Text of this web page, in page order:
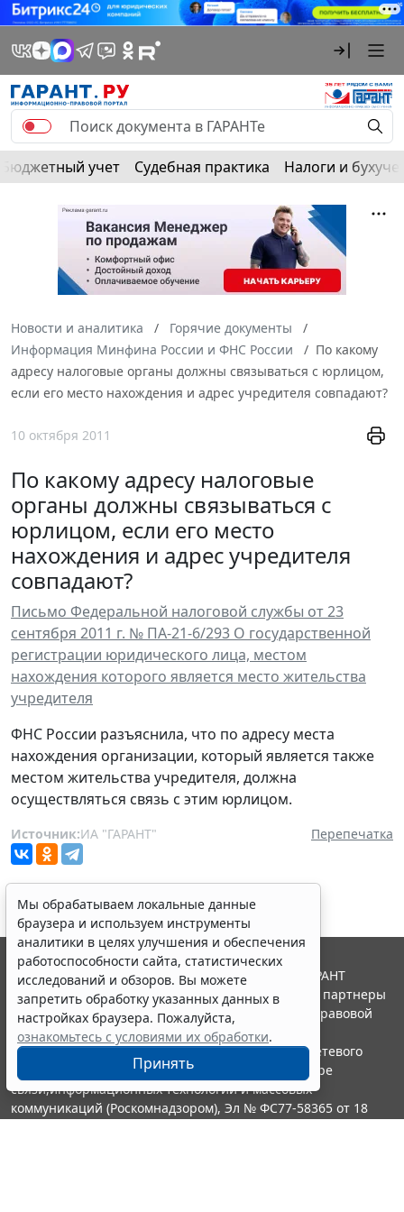
Бюджетный учет Судебная практика Налоги и
Новости и аналитика
Горячие документы
Информация Минфина России и ФНС России
По какому
адресу налоговые органы должны связываться с юрлицом,
если его место нахождения и адрес учредителя совпадают?
10 октября 2011
По какому адресу налоговые
органы должны связываться с
юрлицом, если его место
нахождения и адрес учредителя
совпадают?
Письмо Федеральной налоговой службы от 23
сентября 2011 г. № ПА-21-6/293 О государственной
регистрации юридического лица, местом
нахождения которого является место жительства
учредителя
ФНС России разъяснила, что по адресу места
нахождения организации, который является также
местом жительства учредителя, должна
осуществляться связь с этим юрлицом.
Источник:ИА "ГАРАНТ" Перепечатка
Мы обрабатываем локальные данные
браузера и используем инструменты
аналитики в целях улучшения и обеспечения
работоспособности сайта, статистических
исследований и обзоров. Вы можете
запретить обработку указанных данных в
настройках браузера. Пожалуйста,
ознакомьтесь с условиями их обработки.
Принять
© ООО "НПП "ГАРАНТ-СЕРВИС", 2026. Система ГАРАНТ
выпускается с 1990 года. Компания "Гарант" и ее партнеры
являются участниками Российской ассоциации правовой
информации ГАРАНТ.
Портал ГАРАНТ.РУ зарегистрирован в качестве сетевого
издания Федеральной службой по надзору в сфере
связи,информационных технологий и массовых
коммуникаций (Роскомнадзором), Эл № ФС77-58365 от 18